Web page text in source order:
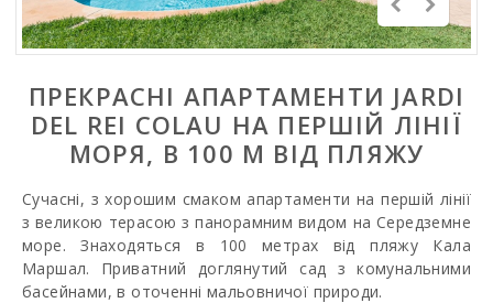
ПРЕКРАСНI АПАРТАМЕНТИ JARDI
DEL REI COLAU НА ПЕРШІЙ ЛІНІЇ
МОРЯ, В 100 М ВІД ПЛЯЖУ
Сучасні, з хорошим смаком апартаменти на першій лінії
з великою терасою з панорамним видом на Середземне
море. Знаходяться в 100 метрах від пляжу Кала
Маршал. Приватний доглянутий сад з комунальними
басейнами, в оточенні мальовничої природи.